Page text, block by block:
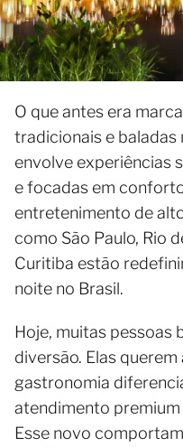
O que antes era
tradicionais e
envolve experiências
e focadas em
entretenimento de
como São Paulo, Rio
Curitiba estão
noite no Brasil.
Hoje, muitas pessoas
diversão. Elas
gastronomia
atendimento
Esse novo